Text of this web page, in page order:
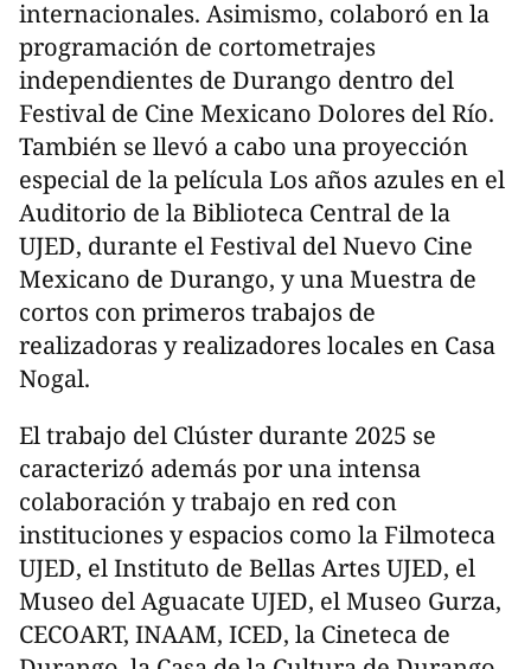
internacionales. Asimismo, colaboró en la
programación de cortometrajes
independientes de Durango dentro del
Festival de Cine Mexicano Dolores del Río.
También se llevó a cabo una proyección
especial de la película Los años azules en el
Auditorio de la Biblioteca Central de la
UJED, durante el Festival del Nuevo Cine
Mexicano de Durango, y una Muestra de
cortos con primeros trabajos de
realizadoras y realizadores locales en Casa
Nogal.
El trabajo del Clúster durante 2025 se
caracterizó además por una intensa
colaboración y trabajo en red con
instituciones y espacios como la Filmoteca
UJED, el Instituto de Bellas Artes UJED, el
Museo del Aguacate UJED, el Museo Gurza,
CECOART, INAAM, ICED, la Cineteca de